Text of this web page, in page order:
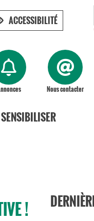
Nous contacter
SENSIBILISER
!
ACCESSIBILITÉ